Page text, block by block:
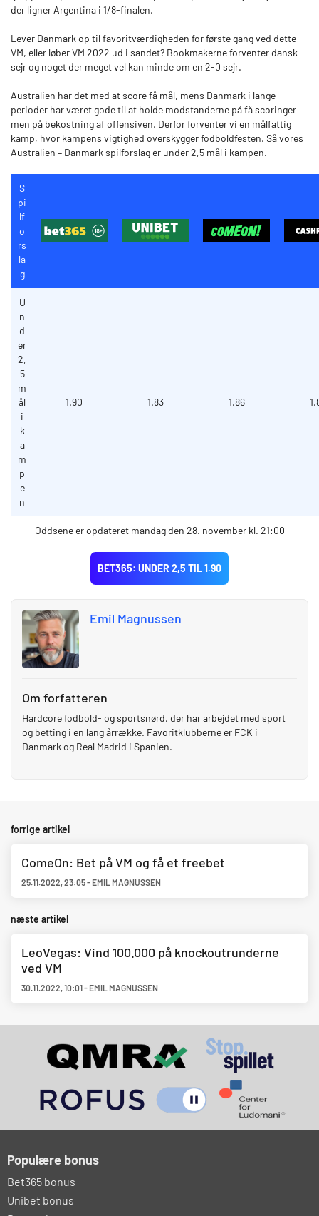
der ligner Argentina i 1/8-finalen.
Lever Danmark op til favoritværdigheden for første gang ved dette
VM, eller løber VM 2022 ud i sandet? Bookmakerne forventer dansk
sejr og noget der meget vel kan minde om en 2-0 sejr.
Australien har det med at score få mål, mens Danmark i lange
perioder har været gode til at holde modstanderne på få scoringer –
men på bekostning af offensiven. Derfor forventer vi en målfattig
kamp, hvor kampens vigtighed overskygger fodboldfesten. Så vores
Australien – Danmark spilforslag er under 2,5 mål i kampen.
S
pi
lf
o
rs
la
g
U
n
d
er
2,
5
m
ål
i
k
a
m
p
e
n
1.90 1.83 1.86
Oddsene er opdateret mandag den 28. november kl. 21:00
BET365: UNDER 2,5 TIL 1.90
Emil Magnussen
Om forfatteren
Hardcore fodbold- og sportsnørd, der har arbejdet med sport
og betting i en lang årrække. Favoritklubberne er FCK i
Danmark og Real Madrid i Spanien.
forrige artikel
ComeOn: Bet på VM og få et freebet
25.11.2022,23:05- EMIL MAGNUSSEN
næste artikel
LeoVegas: Vind 100.000 på knockoutrunderne
ved VM
30.11.2022,10:01- EMIL MAGNUSSEN
Populære bonus
Bet365 bonus
Unibet bonus